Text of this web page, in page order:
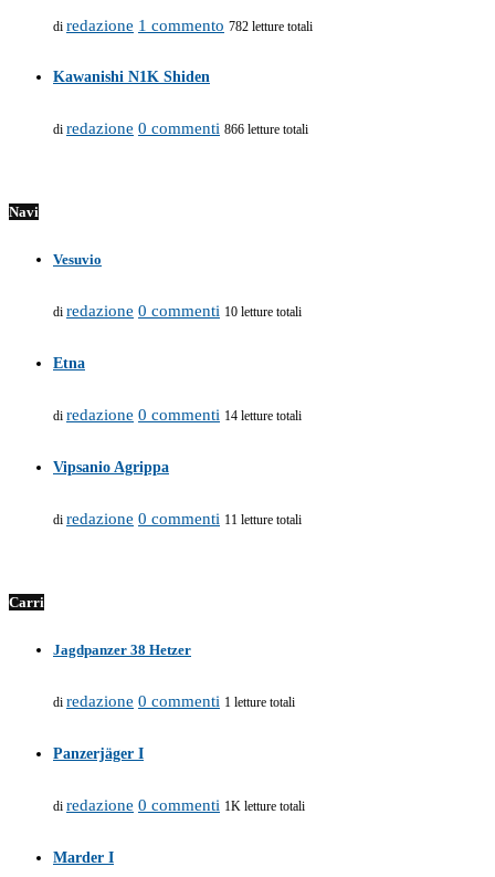
di redazione 1 commento 782 letture totali
Kawanishi N1K Shiden
di redazione 0 commenti 866 letture totali
Navi
Vesuvio
di redazione 0 commenti 10 letture totali
Etna
di redazione 0 commenti 14 letture totali
Vipsanio Agrippa
di redazione 0 commenti 11 letture totali
Carri
Jagdpanzer 38 Hetzer
di redazione 0 commenti 1 letture totali
Panzerjäger I
di redazione 0 commenti 1K letture totali
Marder I